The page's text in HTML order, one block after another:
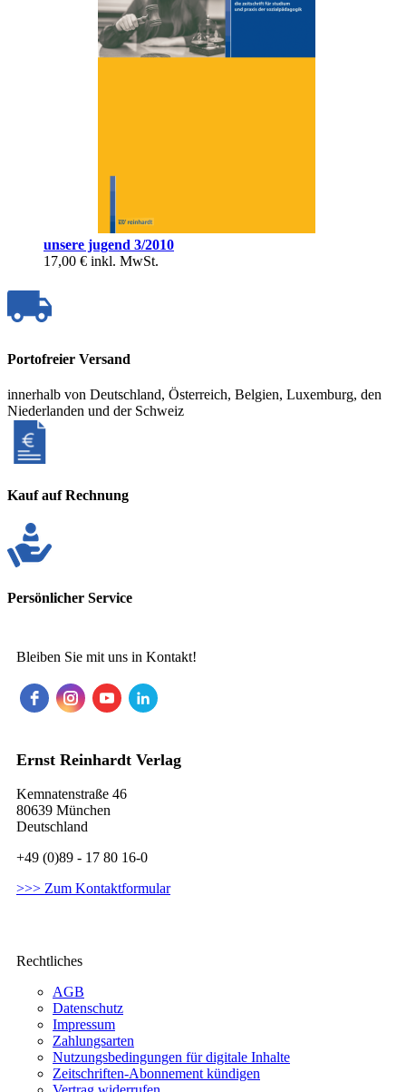
unsere jugend 3/2010
17,00 € inkl. MwSt.
Portofreier Versand
innerhalb von Deutschland, Österreich, Belgien, Luxemburg, den
Niederlanden und der Schweiz
Kauf auf Rechnung
Persönlicher Service
Bleiben Sie mit uns in Kontakt!
Ernst Reinhardt Verlag
Kemnatenstraße 46
80639 München
Deutschland
+49 (0)89 - 17 80 16-0
>>> Zum Kontaktformular
Rechtliches
AGB
Datenschutz
Impressum
Zahlungsarten
Nutzungsbedingungen für digitale Inhalte
Zeitschriften-Abonnement kündigen